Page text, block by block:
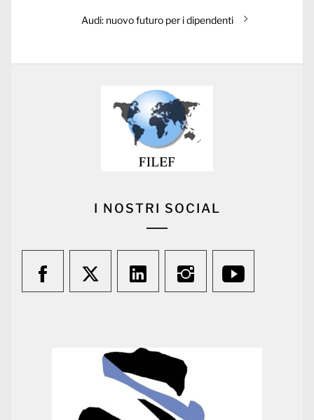
Next
Audi: nuovo futuro per i dipendenti
I NOSTRI SOCIAL